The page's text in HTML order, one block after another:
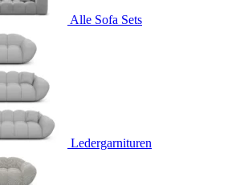
Alle Sofa Sets
Ledergarnituren